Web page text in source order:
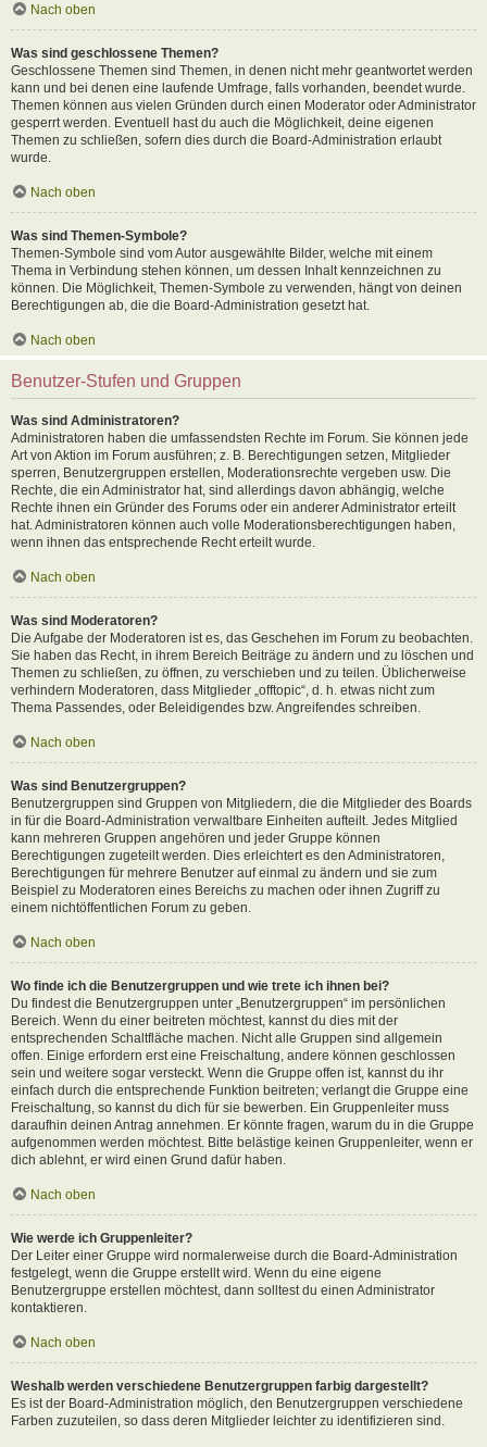
Nach oben
Was sind geschlossene Themen?
Geschlossene Themen sind Themen, in denen nicht mehr geantwortet werden
kann und bei denen eine laufende Umfrage, falls vorhanden, beendet wurde.
Themen können aus vielen Gründen durch einen Moderator oder Administrator
gesperrt werden. Eventuell hast du auch die Möglichkeit, deine eigenen
Themen zu schließen, sofern dies durch die Board-Administration erlaubt
wurde.
Nach oben
Was sind Themen-Symbole?
Themen-Symbole sind vom Autor ausgewählte Bilder, welche mit einem
Thema in Verbindung stehen können, um dessen Inhalt kennzeichnen zu
können. Die Möglichkeit, Themen-Symbole zu verwenden, hängt von deinen
Berechtigungen ab, die die Board-Administration gesetzt hat.
Nach oben
Benutzer-Stufen und Gruppen
Was sind Administratoren?
Administratoren haben die umfassendsten Rechte im Forum. Sie können jede
Art von Aktion im Forum ausführen; z. B. Berechtigungen setzen, Mitglieder
sperren, Benutzergruppen erstellen, Moderationsrechte vergeben usw. Die
Rechte, die ein Administrator hat, sind allerdings davon abhängig, welche
Rechte ihnen ein Gründer des Forums oder ein anderer Administrator erteilt
hat. Administratoren können auch volle Moderationsberechtigungen haben,
wenn ihnen das entsprechende Recht erteilt wurde.
Nach oben
Was sind Moderatoren?
Die Aufgabe der Moderatoren ist es, das Geschehen im Forum zu beobachten.
Sie haben das Recht, in ihrem Bereich Beiträge zu ändern und zu löschen und
Themen zu schließen, zu öffnen, zu verschieben und zu teilen. Üblicherweise
verhindern Moderatoren, dass Mitglieder „offtopic“, d. h. etwas nicht zum
Thema Passendes, oder Beleidigendes bzw. Angreifendes schreiben.
Nach oben
Was sind Benutzergruppen?
Benutzergruppen sind Gruppen von Mitgliedern, die die Mitglieder des Boards
in für die Board-Administration verwaltbare Einheiten aufteilt. Jedes Mitglied
kann mehreren Gruppen angehören und jeder Gruppe können
Berechtigungen zugeteilt werden. Dies erleichtert es den Administratoren,
Berechtigungen für mehrere Benutzer auf einmal zu ändern und sie zum
Beispiel zu Moderatoren eines Bereichs zu machen oder ihnen Zugriff zu
einem nichtöffentlichen Forum zu geben.
Nach oben
Wo finde ich die Benutzergruppen und wie trete ich ihnen bei?
Du findest die Benutzergruppen unter „Benutzergruppen“ im persönlichen
Bereich. Wenn du einer beitreten möchtest, kannst du dies mit der
entsprechenden Schaltfläche machen. Nicht alle Gruppen sind allgemein
offen. Einige erfordern erst eine Freischaltung, andere können geschlossen
sein und weitere sogar versteckt. Wenn die Gruppe offen ist, kannst du ihr
einfach durch die entsprechende Funktion beitreten; verlangt die Gruppe eine
Freischaltung, so kannst du dich für sie bewerben. Ein Gruppenleiter muss
daraufhin deinen Antrag annehmen. Er könnte fragen, warum du in die Gruppe
aufgenommen werden möchtest. Bitte belästige keinen Gruppenleiter, wenn er
dich ablehnt, er wird einen Grund dafür haben.
Nach oben
Wie werde ich Gruppenleiter?
Der Leiter einer Gruppe wird normalerweise durch die Board-Administration
festgelegt, wenn die Gruppe erstellt wird. Wenn du eine eigene
Benutzergruppe erstellen möchtest, dann solltest du einen Administrator
kontaktieren.
Nach oben
Weshalb werden verschiedene Benutzergruppen farbig dargestellt?
Es ist der Board-Administration möglich, den Benutzergruppen verschiedene
Farben zuzuteilen, so dass deren Mitglieder leichter zu identifizieren sind.